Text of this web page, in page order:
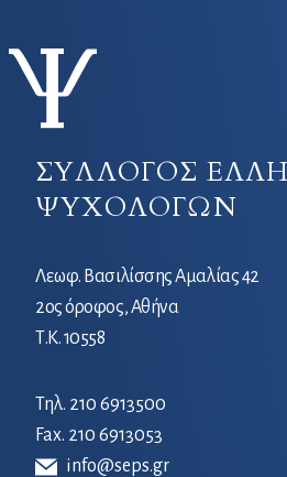
ΣΥΛΛΟΓΟΣ
ΨΥΧΟΛΟΓΩΝ
Λεωφ. Βασιλίσσης Αμαλίας 42
2ος όροφος, Αθήνα
Τ.Κ. 10558
Τηλ. 210 6913500
Fax. 210 6913053
info@seps.gr